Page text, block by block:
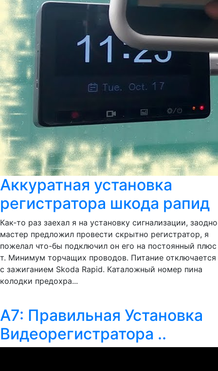
Аккуратная установка
регистратора шкода рапид
Как-то раз заехал я на установку сигнализации, заодно
мастер предложил провести скрытно регистратор, я
пожелал что-бы подключил он его на постоянный плюс
т. Минимум торчащих проводов. Питание отключается
с зажиганием Skoda Rapid. Каталожный номер пина
колодки предохра...
А7: Правильная Установка
Видеорегистратора ..